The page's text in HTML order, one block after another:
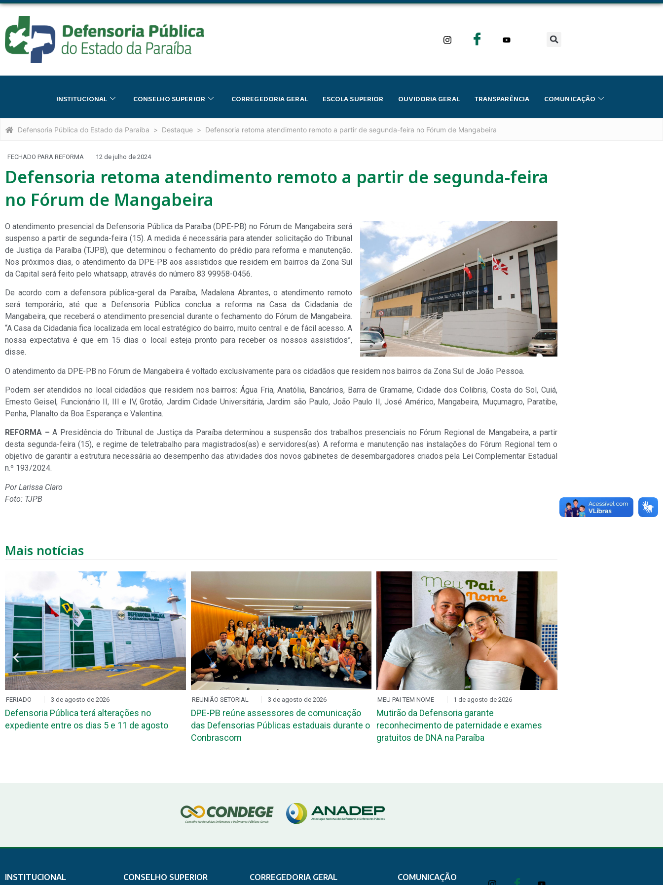
INSTITUCIONAL CONSELHO SUPERIOR CORREGEDORIA GERAL ESCOLA SUPERIOR OUVIDORIA GERAL TRANSPARÊNCIA COMUNICAÇÃO
Defensoria Pública do Estado da Paraíba Destaque Defensoria retoma atendimento remoto a partir de segunda-feira no Fórum de Mangabeira
FECHADO PARA REFORMA 12 de julho de 2024
Defensoria retoma atendimento remoto a partir de segunda-feira
no Fórum de Mangabeira
O atendimento presencial da Defensoria Pública da Paraíba (DPE-PB) no Fórum de Mangabeira será
suspenso a partir de segunda-feira (15). A medida é necessária para atender solicitação do Tribunal
de Justiça da Paraíba (TJPB), que determinou o fechamento do prédio para reforma e manutenção.
Nos próximos dias, o atendimento da DPE-PB aos assistidos que residem em bairros da Zona Sul
da Capital será feito pelo whatsapp, através do número 83 99958-0456.
De acordo com a defensora pública-geral da Paraíba, Madalena Abrantes, o atendimento remoto
será temporário, até que a Defensoria Pública conclua a reforma na Casa da Cidadania de
Mangabeira, que receberá o atendimento presencial durante o fechamento do Fórum de Mangabeira.
“A Casa da Cidadania fica localizada em local estratégico do bairro, muito central e de fácil acesso. A
nossa expectativa é que em 15 dias o local esteja pronto para receber os nossos assistidos”,
disse.
O atendimento da DPE-PB no Fórum de Mangabeira é voltado exclusivamente para os cidadãos que residem nos bairros da Zona Sul de João Pessoa.
Podem ser atendidos no local cidadãos que residem nos bairros: Água Fria, Anatólia, Bancários, Barra de Gramame, Cidade dos Colibris, Costa do Sol, Cuiá,
Ernesto Geisel, Funcionário II, III e IV, Grotão, Jardim Cidade Universitária, Jardim são Paulo, João Paulo II, José Américo, Mangabeira, Muçumagro, Paratibe,
Penha, Planalto da Boa Esperança e Valentina.
REFORMA – A Presidência do Tribunal de Justiça da Paraíba determinou a suspensão dos trabalhos presenciais no Fórum Regional de Mangabeira, a partir
desta segunda-feira (15), e regime de teletrabalho para magistrados(as) e servidores(as). A reforma e manutenção nas instalações do Fórum Regional tem o
objetivo de garantir a estrutura necessária ao desempenho das atividades dos novos gabinetes de desembargadores criados pela Lei Complementar Estadual
n.º 193/2024.
Por Larissa Claro
Foto: TJPB
Mais notícias
FERIADO 3 de agosto de 2026
Defensoria Pública terá alterações no
expediente entre os dias 5 e 11 de agosto
REUNIÃO SETORIAL 3 de agosto de 2026
DPE-PB reúne assessores de comunicação
das Defensorias Públicas estaduais durante o
Conbrascom
MEU PAI TEM NOME 1 de agosto de 2026
Mutirão da Defensoria garante
reconhecimento de paternidade e exames
gratuitos de DNA na Paraíba
INSTITUCIONAL CONSELHO SUPERIOR CORREGEDORIA GERAL COMUNICAÇÃO